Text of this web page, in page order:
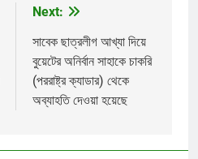
Next:
সাবেক ছাত্রলীগ আখ্যা দিয়ে
বুয়েটের অনির্বান সাহাকে চাকরি
(পররাষ্ট্র ক্যাডার) থেকে
অব্যাহতি দেওয়া হয়েছে